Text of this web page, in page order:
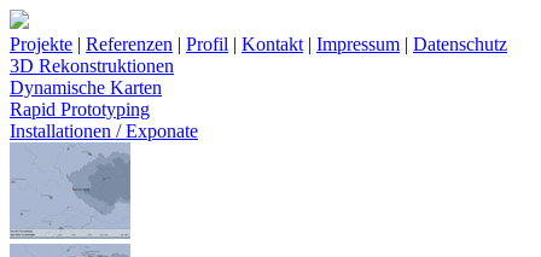
Projekte | Referenzen | Profil | Kontakt | Impressum | Datenschutz
3D Rekonstruktionen
Dynamische Karten
Rapid Prototyping
Installationen / Exponate